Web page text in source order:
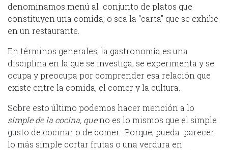
denominamos menú al conjunto de platos que
constituyen una comida; o sea la “carta” que se exhibe
en un restaurante.
En términos generales, la gastronomía es una
disciplina en la que se investiga, se experimenta y se
ocupa y preocupa por comprender esa relación que
existe entre la comida, el comer y la cultura.
Sobre esto último podemos hacer mención a lo
simple de la cocina, queno es lo mismos que el simple
gusto de cocinar o de comer. Porque, pueda parecer
lo más simple cortar frutas o una verdura en